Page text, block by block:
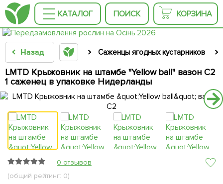
КАТАЛОГ ПОИСК КОРЗИНА
Назад Саженцы ягодных кустарников
LMTD Крыжовник на штамбе "Yellow ball" вазон С2
1 саженец в упаковке Нидерланды
0 отзывов
(общий рейтинг: 0)